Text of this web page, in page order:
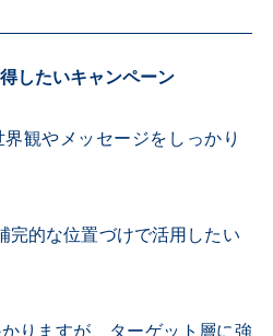
したいキャンペーン
観やメッセージをしっかり
完的な位置づけで活用したい